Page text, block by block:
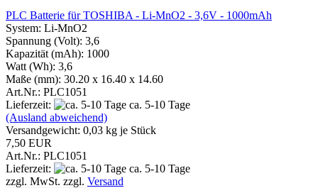
PLC Batterie für TOSHIBA - Li-MnO2 - 3,6V - 1000mAh
System: Li-MnO2
Spannung (Volt): 3,6
Kapazität (mAh): 1000
Watt (Wh): 3,6
Maße (mm): 30.20 x 16.40 x 14.60
Art.Nr.: PLC1051
Lieferzeit:
ca. 5-10 Tage
(Ausland abweichend)
Versandgewicht: 0,03 kg je Stück
7,50 EUR
Art.Nr.: PLC1051
Lieferzeit:
ca. 5-10 Tage
zzgl. MwSt. zzgl. Versand